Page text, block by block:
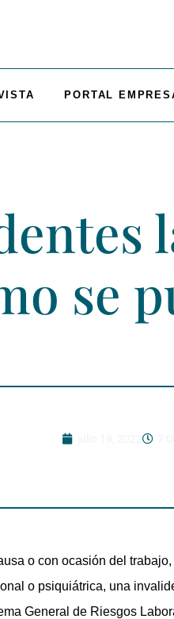
PORTAL
se
o con ocasión del
o psiquiátrica, una
General de Riesgos